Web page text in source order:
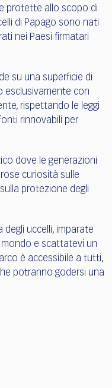
protette allo scopo di
di Papago sono nati
nei Paesi firmatari
su una superficie di
esclusivamente con
rispettando le leggi
rinnovabili per
dove le generazioni
curiosità sulle
protezione degli
degli uccelli, imparate
e scattatevi un
è accessibile a tutti,
potranno godersi una